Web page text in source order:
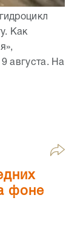
Как
августа. На
фоне